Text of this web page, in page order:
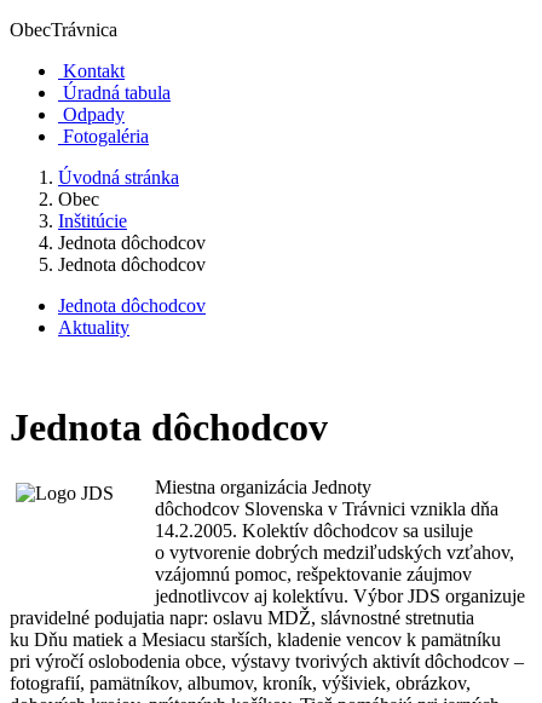
ObecTrávnica
Kontakt
Úradná tabula
Odpady
Fotogaléria
Úvodná stránka
Obec
Inštitúcie
Jednota dôchodcov
Jednota dôchodcov
Jednota dôchodcov
Aktuality
Jednota dôchodcov
Miestna organizácia Jednoty
dôchodcov Slovenska v Trávnici vznikla dňa
14.2.2005. Kolektív dôchodcov sa usiluje
o vytvorenie dobrých medziľudských vzťahov,
vzájomnú pomoc, rešpektovanie záujmov
jednotlivcov aj kolektívu. Výbor JDS organizuje
pravidelné podujatia napr: oslavu MDŽ, slávnostné stretnutia
ku Dňu matiek a Mesiacu starších, kladenie vencov k pamätníku
pri výročí oslobodenia obce, výstavy tvorivých aktivít dôchodcov –
fotografií, pamätníkov, albumov, kroník, výšiviek, obrázkov,